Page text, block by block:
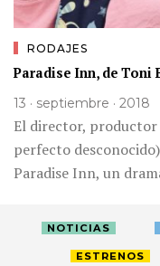
RODAJES
Paradise Inn, de Toni
13 · septiembre · 2018
El director,
perfecto
Paradise Inn, un
NOTICIAS
ESTRENOS